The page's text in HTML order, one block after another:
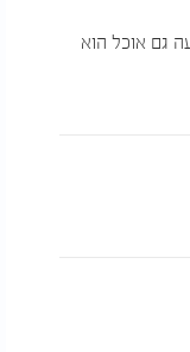
גם אוכל הוא